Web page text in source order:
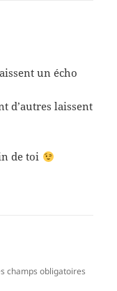
un écho
d’autres laissent
de toi
champs obligatoires